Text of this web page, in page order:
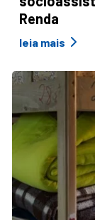
Renda
leia mais